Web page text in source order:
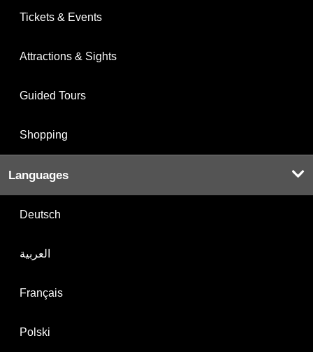
Tickets & Events
Attractions & Sights
Guided Tours
Shopping
Languages
Deutsch
العربية
Français
Polski